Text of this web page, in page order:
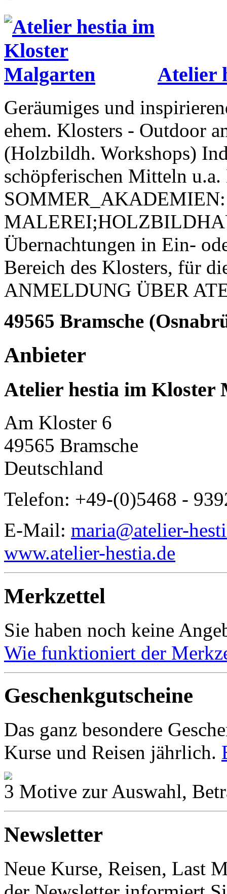
Atelier
Geräumiges und
ehem. Klosters - Outdoor
(Holzbildh. Workshops)
schöpferischen Mitteln
SOMMER_AKADEMIEN:
Übernachtungen in Ein-
Bereich des Klosters, für
ANMELDUNG ÜBER
49565 Bramsche
Anbieter
Atelier hestia im Kloster
Am Kloster 6
49565 Bramsche
Deutschland
Telefon: +49-(0)5468 -
E-Mail: maria@atelier-
www.atelier-hestia.de
Merkzettel
Sie haben noch keine
Wie funktioniert der
Geschenkgutscheine
Das ganz besondere
Kurse und Reisen jährlich.
3 Motive zur Auswahl,
Newsletter
Neue Kurse, Reisen, Last